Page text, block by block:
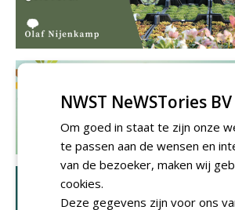
NWST NeWSTories BV
Om goed in staat te zijn onze
te passen aan de wensen en
van de bezoeker, maken wij
cookies.
Deze gegevens zijn voor ons